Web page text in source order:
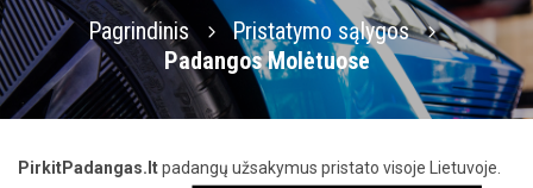
Pagrindinis
Pristatymo sąlygos
Padangos Molėtuose
PirkitPadangas.ltpadangų užsakymus pristato visoje Lietuvoje.